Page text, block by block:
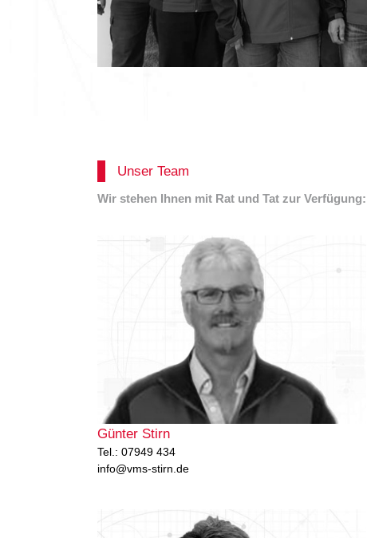
Unser Team
Wir stehen Ihnen mit Rat und Tat zur Verfügung:
Günter Stirn
Tel.: 07949 434
info@vms-stirn.de